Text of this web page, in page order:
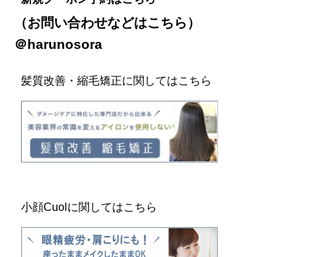
（お問い合わせなどはこちら ）
＠harunosora
髪質改善・縮毛矯正に関してはこちら
小顔Cuolに関してはこちら